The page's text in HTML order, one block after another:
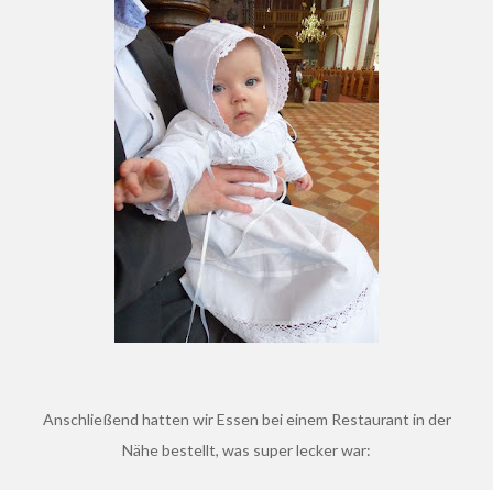
Anschließend hatten wir Essen bei einem Restaurant in der
Nähe bestellt, was super lecker war: